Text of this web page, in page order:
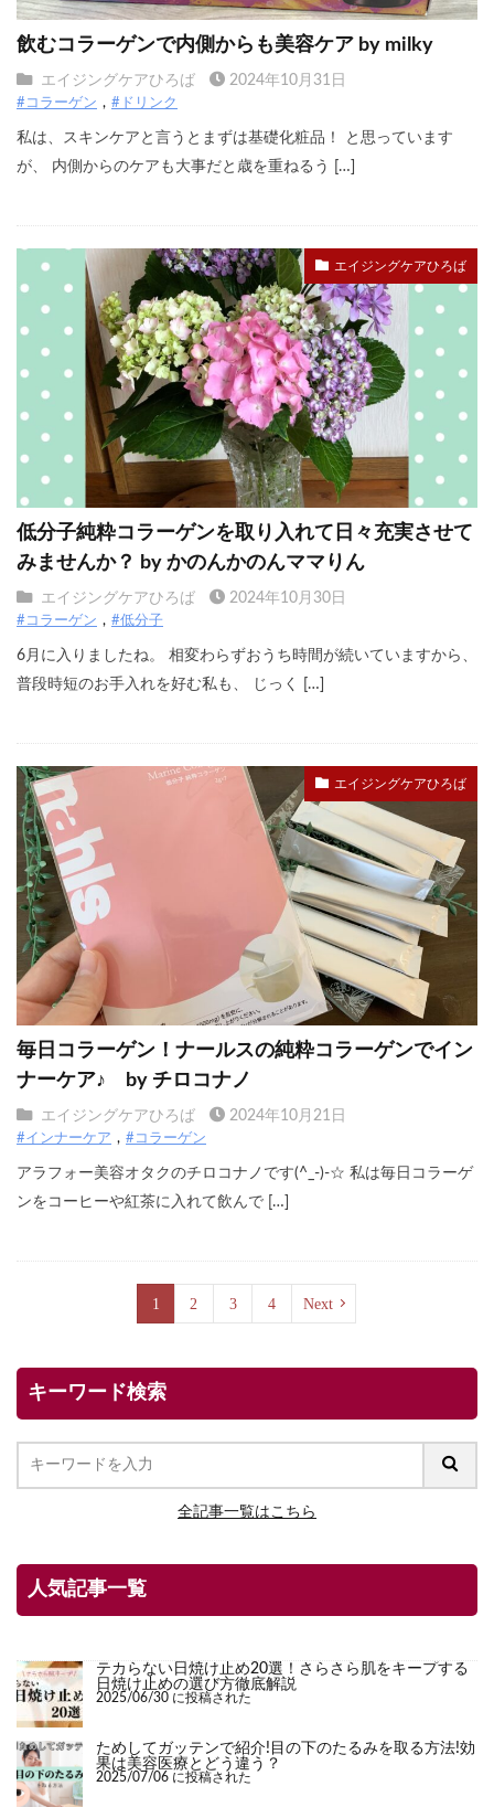
飲むコラーゲンで内側からも美容ケア by milky
エイジングケアひろば 2024年10月31日
#コラーゲン #ドリンク
私は、スキンケアと言うとまずは基礎化粧品！ と思っています
が、 内側からのケアも大事だと歳を重ねるう […]
エイジングケアひろば
低分子純粋コラーゲンを取り入れて日々充実させて
みませんか？ by かのんかのんママりん
エイジングケアひろば 2024年10月30日
#コラーゲン #低分子
6月に入りましたね。 相変わらずおうち時間が続いていますから、
普段時短のお手入れを好む私も、 じっく […]
エイジングケアひろば
毎日コラーゲン！ナールスの純粋コラーゲンでイン
ナーケア♪ by チロコナノ
エイジングケアひろば 2024年10月21日
#インナーケア #コラーゲン
アラフォー美容オタクのチロコナノです(^_-)-☆ 私は毎日コラーゲ
ンをコーヒーや紅茶に入れて飲んで […]
1 2 3 4 Next
キーワード検索
全記事一覧はこちら
人気記事一覧
テカらない日焼け止め20選！さらさら肌をキープする
日焼け止めの選び方徹底解説
2025/06/30 に投稿された
ためしてガッテンで紹介!目の下のたるみを取る方法!効
果は美容医療とどう違う？
2025/07/06 に投稿された